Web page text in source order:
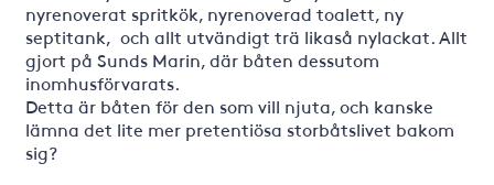
nyrenoverat spritkök, nyrenoverad toalett, ny
septitank, och allt utvändigt trä likaså nylackat. Allt
gjort på Sunds Marin, där båten dessutom
inomhusförvarats.
Detta är båten för den som vill njuta, och kanske
lämna det lite mer pretentiösa storbåtslivet bakom
sig?